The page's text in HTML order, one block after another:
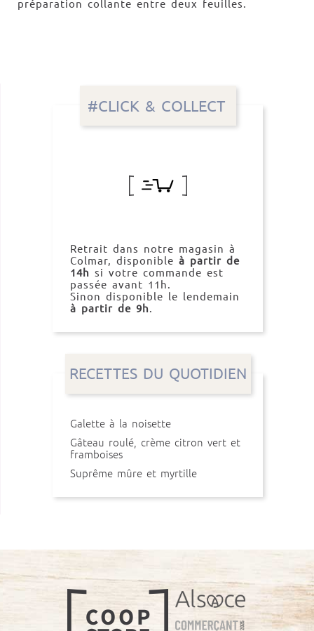
#CLICK & COLLECT
Retrait dans notre magasin à
Colmar, disponible à partir de
14h si votre commande est
passée avant 11h.
Sinon disponible le lendemain
à partir de 9h.
RECETTES DU QUOTIDIEN
Galette à la noisette
Gâteau roulé, crème citron vert et
framboises
Suprême mûre et myrtille
préparation collante entre deux feuilles.